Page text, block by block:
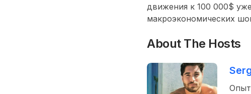
движения к 100 000$
макроэкономических
About The Hosts